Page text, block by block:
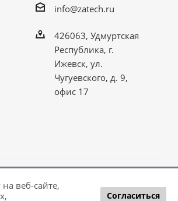
info@zatech.ru
426063, Удмуртская
Республика, г.
Ижевск, ул.
Чугуевского, д. 9,
офис 17
веб-сайте,
Согласиться